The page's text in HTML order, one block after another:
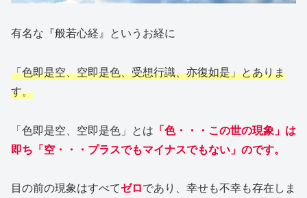
有名な『般若心経』というお経に
「色即是空、空即是色、受想行識、亦復如是」とありま
す。
「色即是空、空即是色」とは 「色・・・この世の現象」は
即ち「空・・・プラスでもマイナスでもない」のです。
目の前の現象はすべてゼロであり、幸せも不幸も存在しま